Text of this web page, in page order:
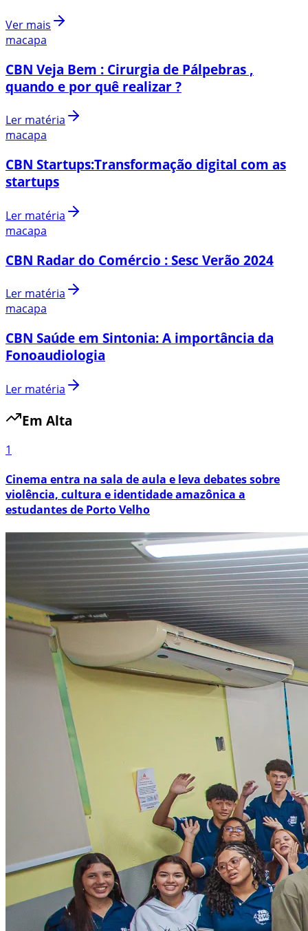
Ver mais
macapa
CBN Veja Bem : Cirurgia de Pálpebras ,
quando e por quê realizar ?
Ler matéria
macapa
CBN Startups:Transformação digital com as
startups
Ler matéria
macapa
CBN Radar do Comércio : Sesc Verão 2024
Ler matéria
macapa
CBN Saúde em Sintonia: A importância da
Fonoaudiologia
Ler matéria
Em Alta
1
Cinema entra na sala de aula e leva debates sobre
violência, cultura e identidade amazônica a
estudantes de Porto Velho